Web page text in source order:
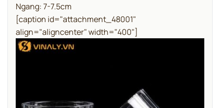
Ngang: 7-7.5cm
[caption id="attachment_48001"
align="aligncenter" width="400"]